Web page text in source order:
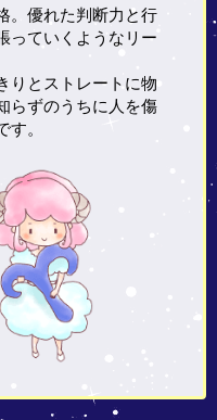
。優れた判断力と行
っていくようなリー
りとストレートに物
らずのうちに人を傷
。